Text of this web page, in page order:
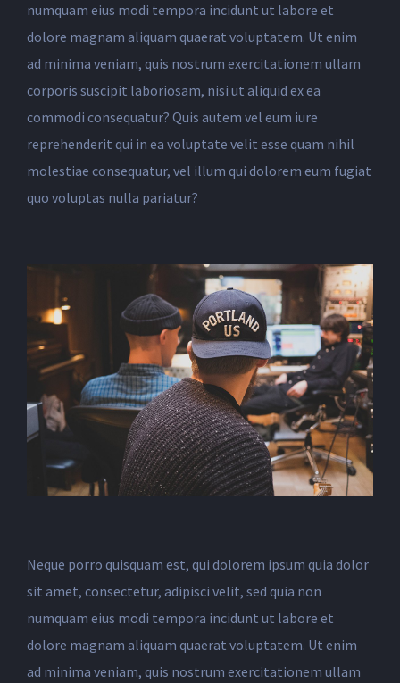
numquam eius modi tempora incidunt ut labore et
dolore magnam aliquam quaerat voluptatem. Ut enim
ad minima veniam, quis nostrum exercitationem ullam
corporis suscipit laboriosam, nisi ut aliquid ex ea
commodi consequatur? Quis autem vel eum iure
reprehenderit qui in ea voluptate velit esse quam nihil
molestiae consequatur, vel illum qui dolorem eum fugiat
quo voluptas nulla pariatur?
Neque porro quisquam est, qui dolorem ipsum quia dolor
sit amet, consectetur, adipisci velit, sed quia non
numquam eius modi tempora incidunt ut labore et
dolore magnam aliquam quaerat voluptatem. Ut enim
ad minima veniam, quis nostrum exercitationem ullam